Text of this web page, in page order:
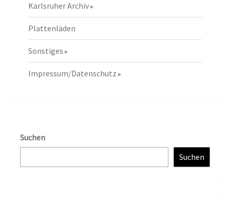
Karlsruher Archiv
Plattenläden
Sonstiges
Impressum/Datenschutz
Suchen
Suchen